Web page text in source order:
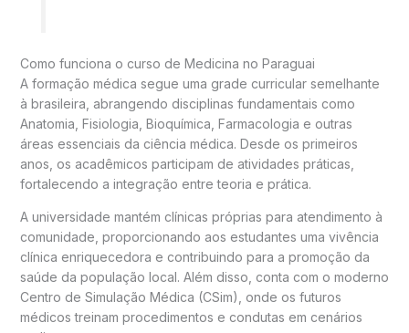
Como funciona o curso de Medicina no Paraguai
A formação médica segue uma grade curricular semelhante
à brasileira, abrangendo disciplinas fundamentais como
Anatomia, Fisiologia, Bioquímica, Farmacologia e outras
áreas essenciais da ciência médica. Desde os primeiros
anos, os acadêmicos participam de atividades práticas,
fortalecendo a integração entre teoria e prática.
A universidade mantém clínicas próprias para atendimento à
comunidade, proporcionando aos estudantes uma vivência
clínica enriquecedora e contribuindo para a promoção da
saúde da população local. Além disso, conta com o moderno
Centro de Simulação Médica (CSim), onde os futuros
médicos treinam procedimentos e condutas em cenários